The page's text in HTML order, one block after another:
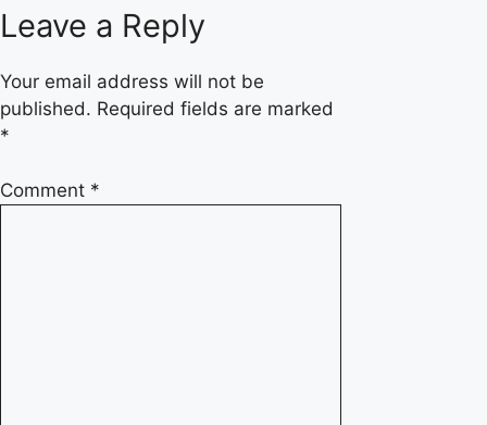
Leave a Reply
Your email address will not be
published. Required fields are marked
*
Comment *